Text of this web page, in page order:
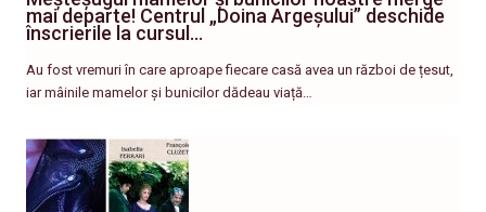
mai departe! Centrul „Doina Argeșului” deschide
înscrierile la cursul…
Au fost vremuri în care aproape fiecare casă avea un război de țesut,
iar mâinile mamelor și bunicilor dădeau viață…